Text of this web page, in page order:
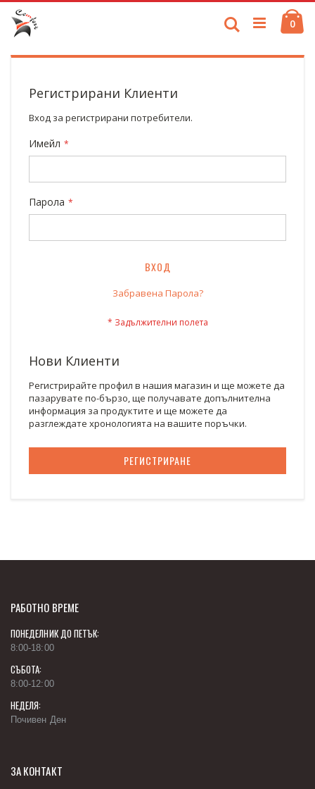
Skip
to
Content
0
Search
Регистрирани Клиенти
Вход за регистрирани потребители.
Имейл
Парола
ВХОД
Забравена Парола?
Нови Клиенти
Регистрирайте профил в нашия магазин и ще можете да
пазарувате по-бързо, ще получавате допълнителна
информация за продуктите и ще можете да
разглеждате хронологията на вашите поръчки.
РЕГИСТРИРАНЕ
РАБОТНО ВРЕМЕ
ПОНЕДЕЛНИК ДО ПЕТЪК:
8:00-18:00
СЪБОТА:
8:00-12:00
НЕДЕЛЯ:
Почивен Ден
ЗА КОНТАКТ